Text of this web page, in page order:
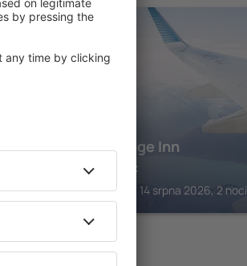
River Edge Inn
7 264
Kč
Gatlinburg, 14 srpna 2026, 2 noci